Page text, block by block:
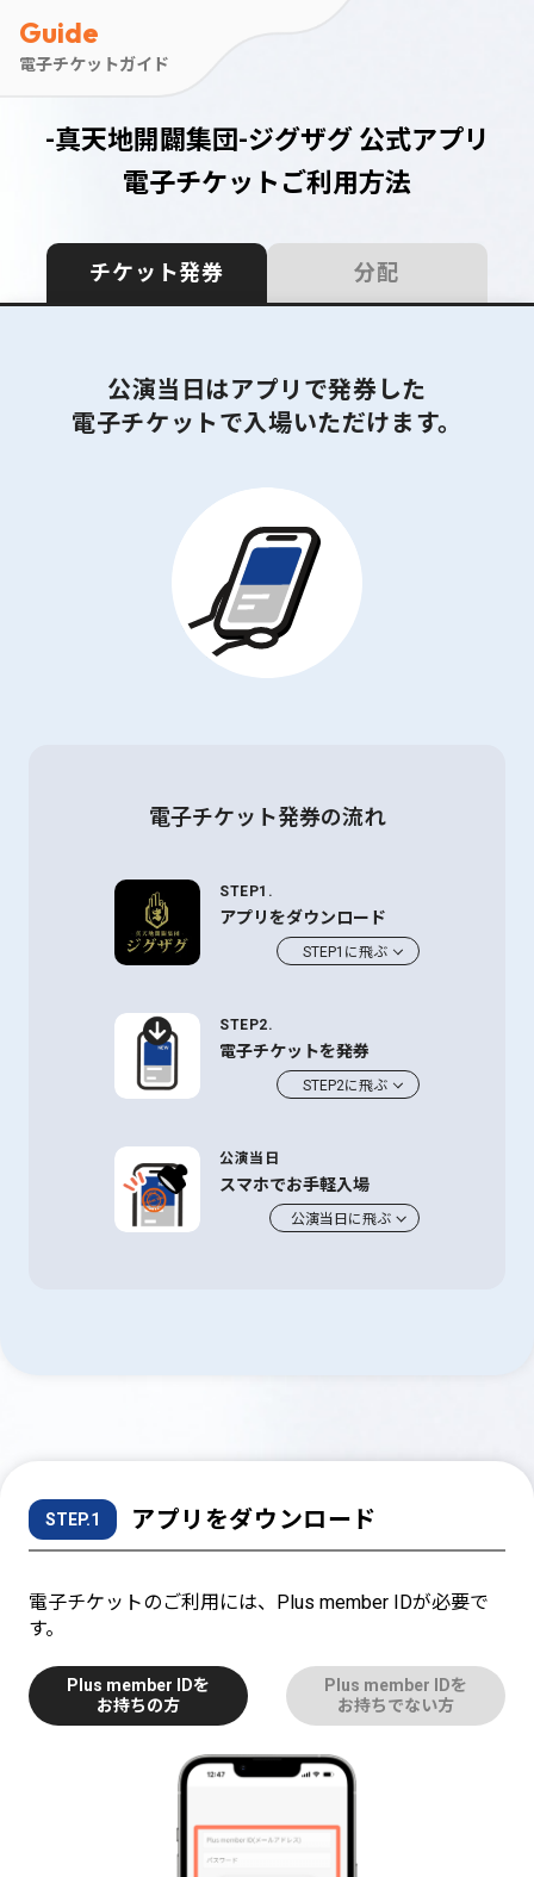
Guide
電子チケットガイド
-真天地開闢集団-ジグザグ 公式アプリ
電子チケットご利用方法
チケット発券
公演当日はアプリで発券した
電子チケットで入場いただけます。
電子チケット発券の流れ
STEP1.
アプリをダウンロード
STEP1に飛ぶ
STEP2.
電子チケットを発券
STEP2に飛ぶ
公演当日
スマホでお手軽入場
公演当日に飛ぶ
STEP.1 アプリをダウンロード
電子チケットのご利用には、Plus member IDが必要で
す。
Plus member IDを
お持ちの方
Plus member IDを
お持ちでない方
分配